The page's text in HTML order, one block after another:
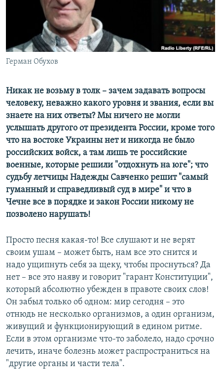
ПОБЕДИТЕЛЕЙ НЕ СУДЯТ?
КРЫМ.НЕПОКОРЕННЫЙ
ELIFBE
УКРАИНСКАЯ ПРОБЛЕМА КРЫМА
ПРИСОЕДИНЯЙТЕСЬ!
Герман Обухов
Никак не возьму в толк – зачем задавать вопросы
человеку, неважно какого уровня и звания, если вы
знаете на них ответы? Мы ничего не могли
услышать другого от президента России, кроме того
что на востоке Украины нет и никогда не было
российских войск, а там лишь те российские
военные, которые решили "отдохнуть на юге"; что
судьбу летчицы Надежды Савченко решит "самый
гуманный и справедливый суд в мире" и что в
Чечне все в порядке и закон России никому не
позволено нарушать!
Просто песня какая-то! Все слушают и не верят
своим ушам – может быть, нам все это снится и
надо ущипнуть себя за щеку, чтобы проснуться? Да
нет – все это наяву и говорит "гарант Конституции",
который абсолютно убежден в правоте своих слов!
Он забыл только об одном: мир сегодня – это
отнюдь не несколько организмов, а один организм,
живущий и функционирующий в едином ритме.
Если в этом организме что-то заболело, надо срочно
лечить, иначе болезнь может распространиться на
"другие органы и части тела".